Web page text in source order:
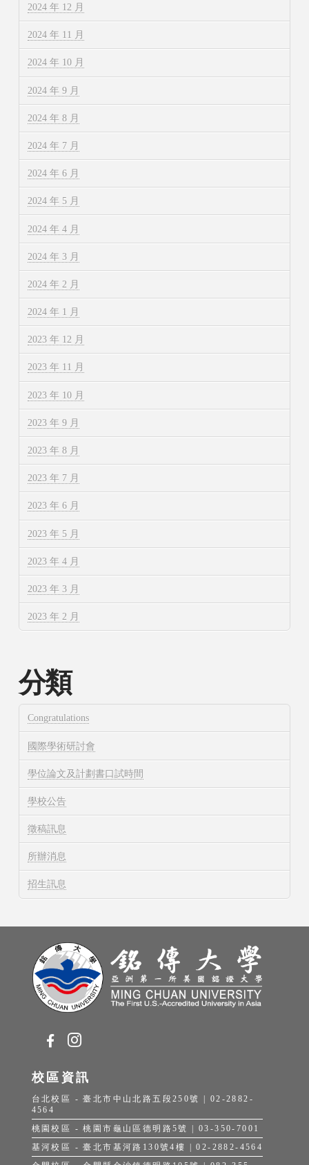
2024 年 12 月
2024 年 11 月
2024 年 10 月
2024 年 9 月
2024 年 8 月
2024 年 7 月
2024 年 6 月
2024 年 5 月
2024 年 4 月
2024 年 3 月
2024 年 2 月
2024 年 1 月
2023 年 12 月
2023 年 11 月
2023 年 10 月
2023 年 9 月
2023 年 8 月
2023 年 7 月
2023 年 6 月
2023 年 5 月
2023 年 4 月
2023 年 3 月
2023 年 2 月
分類
Congratulations
國際學術研討會
學位論文及計劃書口試時間
學校公告
徵稿訊息
所辦消息
招生訊息
校區資訊
台北校區 - 臺北市中山北路五段250號 | 02-2882-
4564
桃園校區 - 桃園市龜山區德明路5號 | 03-350-7001
基河校區 - 臺北市基河路130號4樓 | 02-2882-4564